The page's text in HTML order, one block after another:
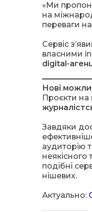
«Ми
на
переваги
Сервіс
власними
digital-
Нові
Проєкти на
Завдяки
аудиторію
неякісного
подібні
нішевих.
Актуально: